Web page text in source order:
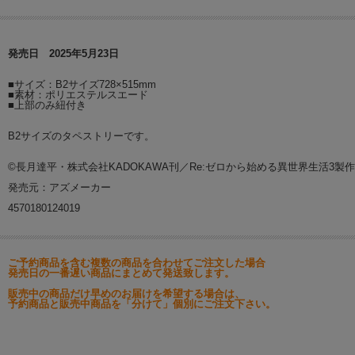
発売日 2025年5月23日
■サイズ：B2サイズ728×515mm
■素材：ポリエステルスエード
■上部のみ紐付き
B2サイズのタペストリーです。
©長月達平・株式会社KADOKAWA刊／Re:ゼロから始める異世界生活3製
発売元：アズメーカー
4570180124019
ご予約商品を含む複数の商品を合わせてご注文した場合
発売日の一番遅い商品にまとめて発送致します。
販売中の商品だけ早めのお届けを希望する場合は、
予約商品と販売中商品を「分けて」個別にご注文下さい。